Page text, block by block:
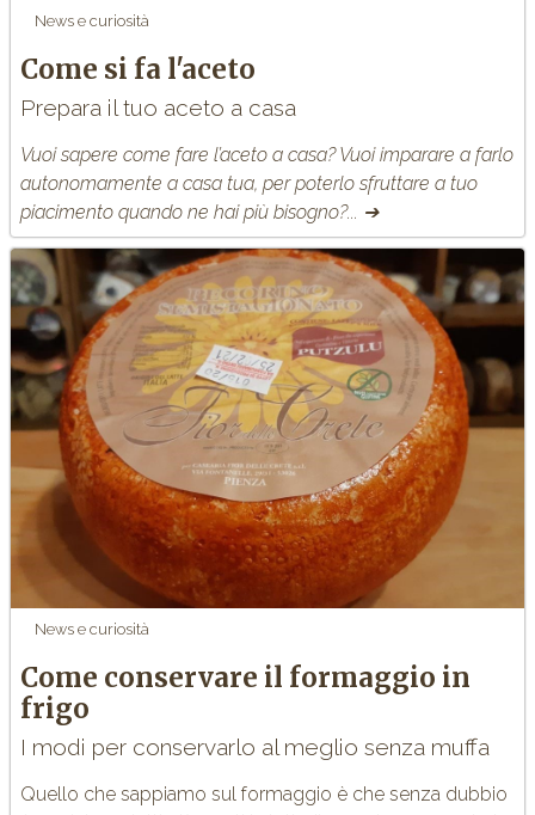
News e curiosità
Come si fa l'aceto
Prepara il tuo aceto a casa
Vuoi sapere come fare l’aceto a casa? Vuoi imparare a farlo
autonomamente a casa tua, per poterlo sfruttare a tuo
piacimento quando ne hai più bisogno?... ➔
News e curiosità
Come conservare il formaggio in
frigo
I modi per conservarlo al meglio senza muffa
Quello che sappiamo sul formaggio è che senza dubbio